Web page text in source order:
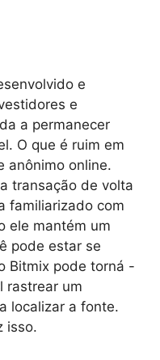
e
e
a permanecer
O que é ruim em
anônimo online.
transação de volta
familiarizado com
ele mantém um
pode estar se
Bitmix pode torná -
rastrear um
localizar a fonte.
isso.